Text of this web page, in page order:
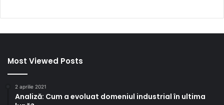
Most Viewed Posts
2 aprilie 2021
Analiză: Cum a evoluat domeniul industrial în ultima